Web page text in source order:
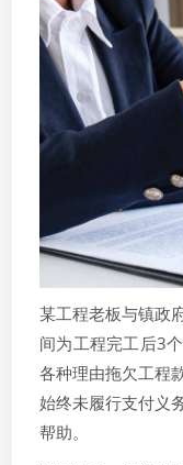
某工程老板与镇政
间为工程完工后3
各种理由拖欠工程
始终未履行支付义
帮助。